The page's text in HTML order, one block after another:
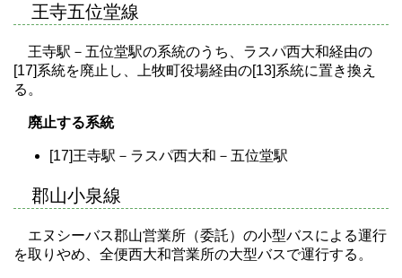
王寺五位堂線
王寺駅－五位堂駅の系統のうち、ラスパ西大和経由の
[17]系統を廃止し、上牧町役場経由の[13]系統に置き換え
る。
廃止する系統
[17]王寺駅－ラスパ西大和－五位堂駅
郡山小泉線
エヌシーバス郡山営業所（委託）の小型バスによる運行
を取りやめ、全便西大和営業所の大型バスで運行する。